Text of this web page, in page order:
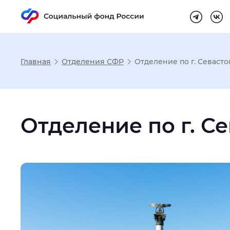
Настройка
Размер шрифта Стандартный
Шрифт: Без засечек С
Интервал между буквами
Главная Отделения СФР Отделение по г.
Отделение по г.